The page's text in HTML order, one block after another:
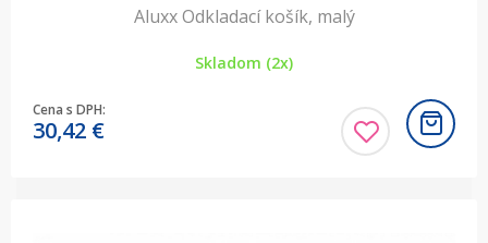
Aluxx Odkladací košík, malý
Skladom (2x)
Cena s DPH:
30,42 €